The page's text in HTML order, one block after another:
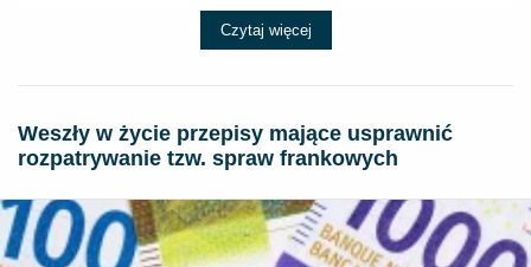
Czytaj więcej
Weszły w życie przepisy mające usprawnić
rozpatrywanie tzw. spraw frankowych